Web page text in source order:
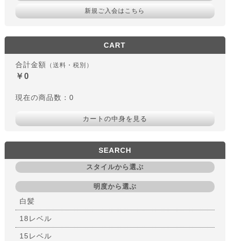
新規ご入会はこちら
CART
合計金額 （送料・税別）
￥0
現在の商品数：0
カートの中身を見る
SEARCH
スタイルから選ぶ
明度から選ぶ
白髪
18レベル
15レベル